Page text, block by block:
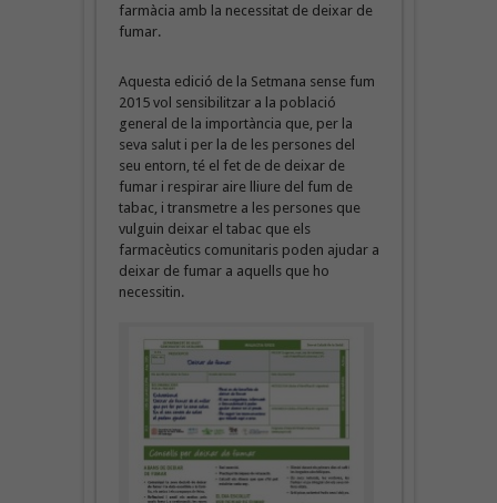
farmàcia amb la necessitat de deixar de
fumar.
Aquesta edició de la Setmana sense fum
2015 vol sensibilitzar a la població
general de la importància que, per la
seva salut i per la de les persones del
seu entorn, té el fet de de deixar de
fumar i respirar aire lliure del fum de
tabac, i transmetre a les persones que
vulguin deixar el tabac que els
farmacèutics comunitaris poden ajudar a
deixar de fumar a aquells que ho
necessitin.